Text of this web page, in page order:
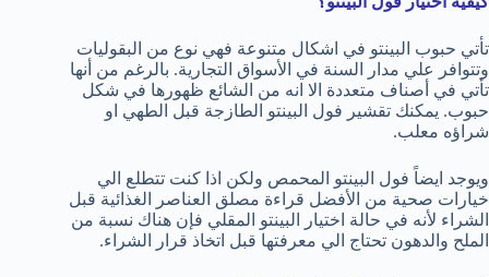
تأتي حبوب البينتو في اشكال متنوعة فهي نوع من البقوليات
وتتوافر علي مدار السنة في الأسواق التجارية. بالرغم من أنها
تأتي في أصناف متعددة الا انه من الشائع ظهورها في شكل
حبوب. يمكنك تقشير فول البينتو الطازجة قبل الطهي او
شراؤه معلب.
ويوجد ايضاً فول البينتو المحمص ولكن اذا كنت تتطلع الي
خيارات صحية من الأفضل قراءة مصلق العناصر الغذائية قبل
الشراء لأنه في حالة اختيار البينتو المقلي فإن هناك نسبة من
الملح والدهون تحتاج الي معرفتها قبل اتخاذ قرار الشراء.